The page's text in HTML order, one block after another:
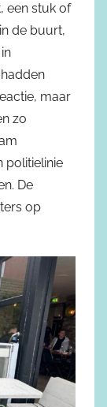
een stuk of
de buurt,
maar
zo
politielinie
De
op